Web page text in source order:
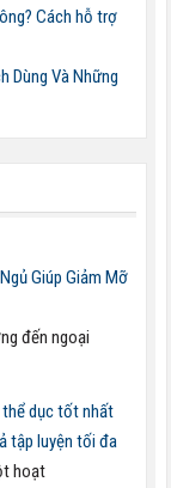
Cách hỗ trợ
Dùng Và Những
Giúp Giảm Mỡ
đến ngoại
thể dục tốt nhất
tập luyện tối đa
hoạt